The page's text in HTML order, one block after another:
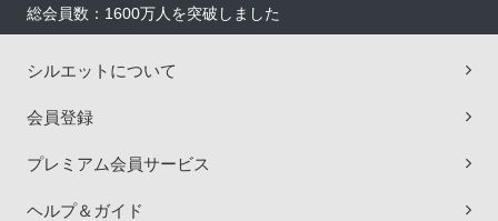
総会員数：1600万人を突破しました
シルエットについて
会員登録
プレミアム会員サービス
ヘルプ＆ガイド